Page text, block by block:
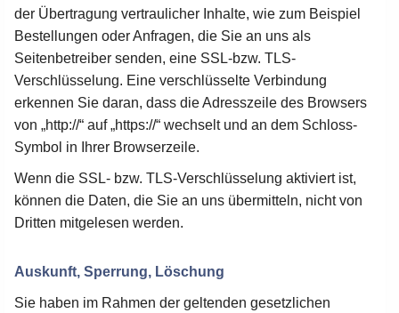
der Übertragung vertraulicher Inhalte, wie zum Beispiel
Bestellungen oder Anfragen, die Sie an uns als
Seitenbetreiber senden, eine SSL-bzw. TLS-
Verschlüsselung. Eine verschlüsselte Verbindung
erkennen Sie daran, dass die Adresszeile des Browsers
von „http://“ auf „https://“ wechselt und an dem Schloss-
Symbol in Ihrer Browserzeile.
Wenn die SSL- bzw. TLS-Verschlüsselung aktiviert ist,
können die Daten, die Sie an uns übermitteln, nicht von
Dritten mitgelesen werden.
Auskunft, Sperrung, Löschung
Sie haben im Rahmen der geltenden gesetzlichen